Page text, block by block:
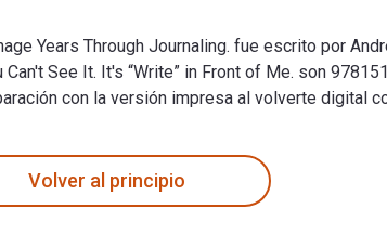
Years Through Journaling. fue escrito por
See It. It's “Write” in Front of Me. son
con la versión impresa al volverte digital
Volver al principio